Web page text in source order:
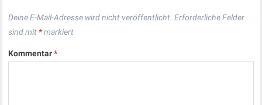
Deine E-Mail-Adresse wird nicht veröffentlicht. Erforderliche Felder
sind mit *markiert
Kommentar*